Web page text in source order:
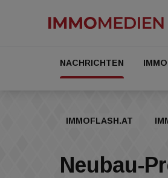
NACHRICHTEN
IMMOFLASH.AT
Neubau-